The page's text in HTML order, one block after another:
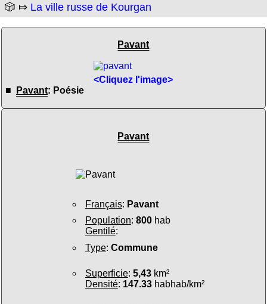
🎲 ⤇ La ville russe de Kourgan
Pavant
<Cliquez l'image>
■
Pavant: Poésie
Pavant
Français: Pavant
Population: 800hab
Gentilé:
Type: Commune
Superficie: 5,43km²
Densité: 147.33habhab/km²